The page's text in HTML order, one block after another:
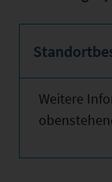
Weitere